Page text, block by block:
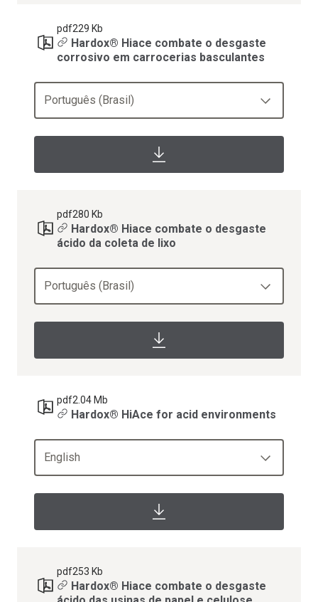
pdf229 Kb
Hardox® Hiace combate o desgaste
corrosivo em carrocerias basculantes
Português (Brasil)
pdf280 Kb
Hardox® Hiace combate o desgaste
ácido da coleta de lixo
Português (Brasil)
pdf2.04 Mb
Hardox® HiAce for acid environments
English
pdf253 Kb
Hardox® Hiace combate o desgaste